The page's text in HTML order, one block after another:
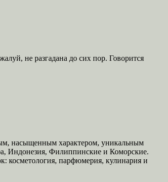
не разгадана до сих пор. Говорится
насыщенным характером, уникальным
Индонезия, Филиппинские и Коморские.
косметология, парфюмерия, кулинария и